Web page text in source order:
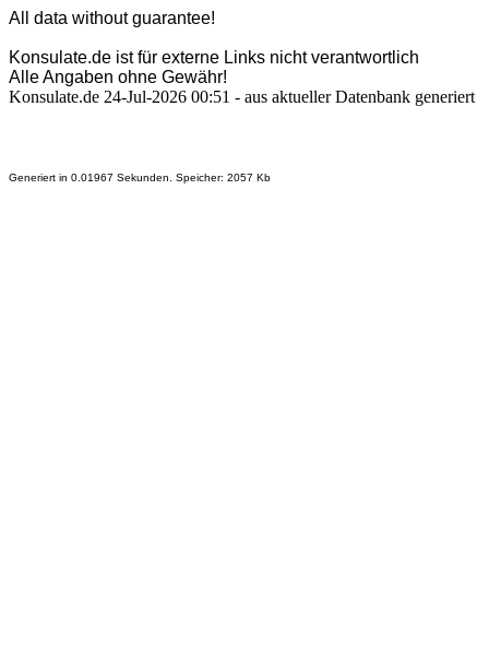
All data without guarantee!
Konsulate.de ist für externe Links nicht verantwortlich
Alle Angaben ohne Gewähr!
Konsulate.de 24-Jul-2026 00:51 - aus aktueller Datenbank generiert
Generiert in 0.01967 Sekunden. Speicher: 2057 Kb